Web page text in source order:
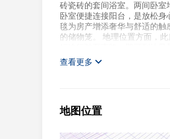
砖瓷砖的套间浴室。两间卧室
卧室便捷连接阳台，是放松
毯为房产增添奢华与舒适的触
的储物笼。 地理位置方面，
查看更多
地图位置